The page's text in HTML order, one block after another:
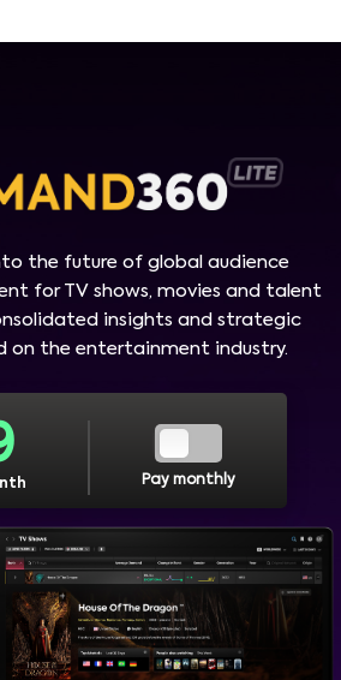
the future of global audience
for TV shows, movies and talent
insights and strategic
on the entertainment industry.
Pay monthly